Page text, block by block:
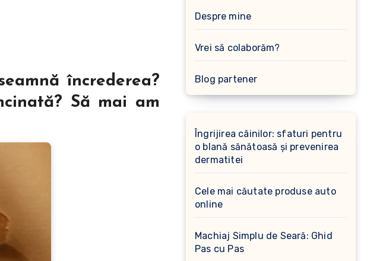
încrederea?
Să mai am
Despre mine
Vrei să colaborăm?
Blog partener
Îngrijirea câinilor: sfaturi pentru
o blană sănătoasă și prevenirea
dermatitei
Cele mai căutate produse auto
online
Machiaj Simplu de Seară: Ghid
Pas cu Pas